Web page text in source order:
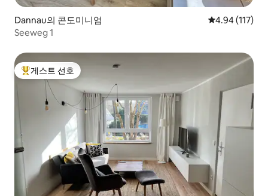
Dannau의 콘도미니엄 평점 4.94점(5
4.94 (117)
Seeweg 1
상위 게스트 선호
게스트 선호